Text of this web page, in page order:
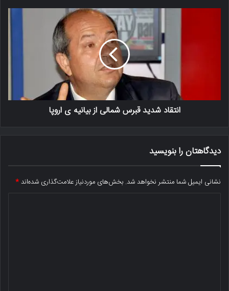
انتقاد شدید قبرس شمالی از بیانیه ی اروپا
دیدگاهتان را بنویسید
نشانی ایمیل شما منتشر نخواهد شد. بخش‌های موردنیاز علامت‌گذاری شده‌اند*